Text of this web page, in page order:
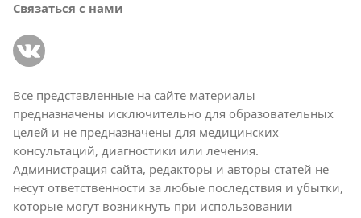
Связаться с нами
Все представленные на сайте материалы
предназначены исключительно для образовательных
целей и не предназначены для медицинских
консультаций, диагностики или лечения.
Администрация сайта, редакторы и авторы статей не
несут ответственности за любые последствия и убытки,
которые могут возникнуть при использовании